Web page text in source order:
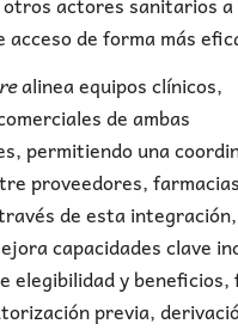
acceso de forma más
alinea equipos clínicos,
de ambas
permitiendo una
proveedores,
de esta
capacidades clave
elegibilidad y beneficios,
previa,